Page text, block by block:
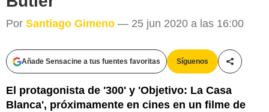
Por Santiago Gimeno — 25 jun 2020 a las 16:00
Añade Sensacine a tus fuentes favoritas Síguenos
El protagonista de '300' y 'Objetivo: La Casa
Blanca', próximamente en cines en un filme de